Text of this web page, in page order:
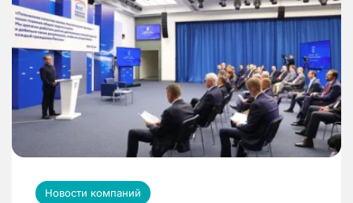
Новости компаний